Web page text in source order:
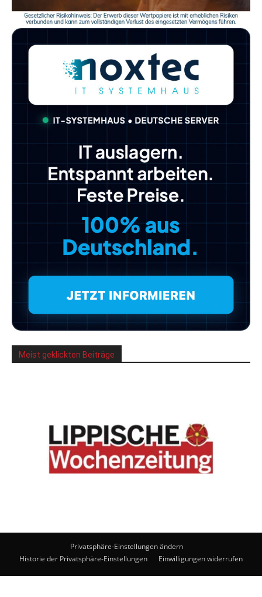
Meist geklickten Beiträge
Privatsphäre-Einstellungen ändern
Historie der Privatsphäre-Einstellungen
Einwilligungen widerrufen
© Lippische Wochenzeitung Medienhaus GmbH. Powered bynoxtec